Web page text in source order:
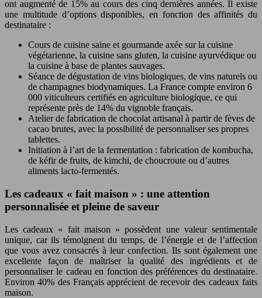
ont augmenté de 15% au cours des cinq dernières années. Il existe
une multitude d’options disponibles, en fonction des affinités du
destinataire :
Cours de cuisine saine et gourmande axée sur la cuisine
végétarienne, la cuisine sans gluten, la cuisine ayurvédique ou
la cuisine à base de plantes sauvages.
Séance de dégustation de vins biologiques, de vins naturels ou
de champagnes biodynamiques. La France compte environ 6
000 viticulteurs certifiés en agriculture biologique, ce qui
représente près de 14% du vignoble français.
Atelier de fabrication de chocolat artisanal à partir de fèves de
cacao brutes, avec la possibilité de personnaliser ses propres
tablettes.
Initiation à l’art de la fermentation : fabrication de kombucha,
de kéfir de fruits, de kimchi, de choucroute ou d’autres
aliments lacto-fermentés.
Les cadeaux « fait maison » : une attention
personnalisée et pleine de saveur
Les cadeaux « fait maison » possèdent une valeur sentimentale
unique, car ils témoignent du temps, de l’énergie et de l’affection
que vous avez consacrés à leur confection. Ils sont également une
excellente façon de maîtriser la qualité des ingrédients et de
personnaliser le cadeau en fonction des préférences du destinataire.
Environ 40% des Français apprécient de recevoir des cadeaux faits
maison.